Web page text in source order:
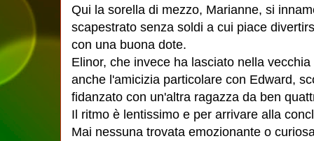
Qui la sorella di mezzo, Marianne, si
scapestrato senza soldi a cui piace
con una buona dote.
Elinor, che invece ha lasciato nella
anche l'amicizia particolare con Edward,
fidanzato con un'altra ragazza da ben
Il ritmo è lentissimo e per arrivare alla
Mai nessuna trovata emozionante o